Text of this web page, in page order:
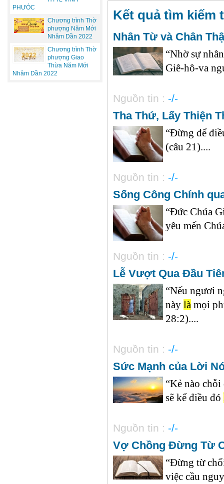
PHƯÓC
Chương trình Thờ
phượng Năm Mới
Nhâm Dần 2022
Chương trình Thờ
phượng Giao
Thừa Năm Mới
Nhâm Dần 2022
Kết quả tìm kiếm
Nhân Từ và Chân
“Nhờ sự
Giê-hô-va
Nguồn tin : -/-
Tha Thứ, Lấy Thiện
“Đừng để
(câu 21)....
Nguồn tin : -/-
Sống Công Chính
“Đức Chúa
yêu mến
Nguồn tin : -/-
Lễ Vượt Qua Đầu
“Nếu ngươi
này là mọi
28:2)....
Nguồn tin : -/-
Sức Mạnh của Lời
“Kẻ nào
sẽ kể điều đó
Nguồn tin : -/-
Vợ Chồng Đừng Từ
“Đừng từ
việc cầu